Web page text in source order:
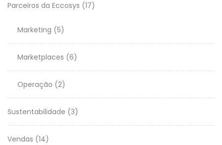
Parceiros da Eccosys (17)
Marketing (5)
Marketplaces (6)
Operação (2)
Sustentabilidade (3)
Vendas (14)